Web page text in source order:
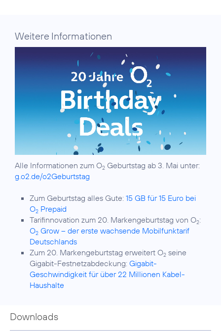
Weitere Informationen
Alle Informationen zum O2 Geburtstag ab 3. Mai unter:
g.o2.de/o2Geburtstag
Zum Geburtstag alles Gute: 15 GB für 15 Euro bei
O2 Prepaid
Tarifinnovation zum 20. Markengeburtstag von O2:
O2 Grow – der erste wachsende Mobilfunktarif
Deutschlands
Zum 20. Markengeburtstag erweitert O2 seine
Gigabit-Festnetzabdeckung: Gigabit-
Geschwindigkeit für über 22 Millionen Kabel-
Haushalte
Downloads